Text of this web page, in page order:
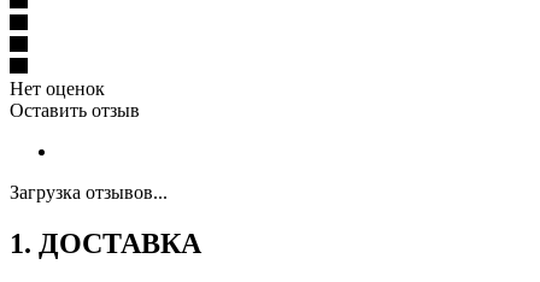
Нет оценок
Оставить отзыв
Загрузка отзывов...
1. ДОСТАВКА